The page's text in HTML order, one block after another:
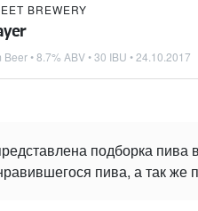
BREWERY
Beer• 8.7% ABV • 30 IBU •24.10.2017
подборка пива
пива, а так же